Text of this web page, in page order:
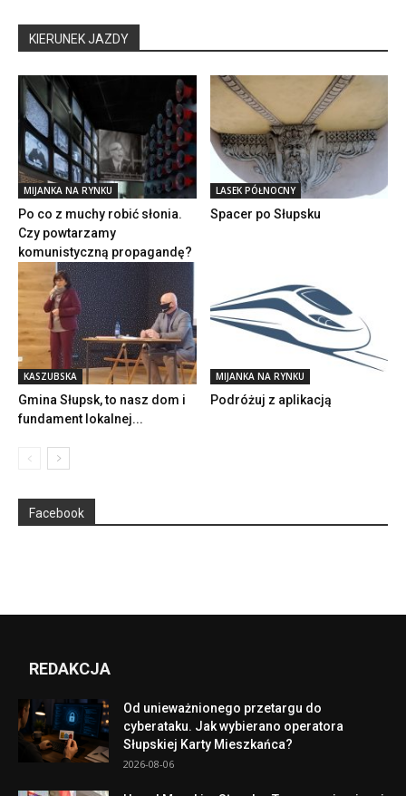
KIERUNEK JAZDY
MIJANKA NA RYNKU
Po co z muchy robić słonia.
Czy powtarzamy
komunistyczną propagandę?
LASEK PÓŁNOCNY
Spacer po Słupsku
KASZUBSKA
Gmina Słupsk, to nasz dom i
fundament lokalnej...
MIJANKA NA RYNKU
Podróżuj z aplikacją
Facebook
REDAKCJA
Od unieważnionego przetargu do
cyberataku. Jak wybierano operatora
Słupskiej Karty Mieszkańca?
2026-08-06